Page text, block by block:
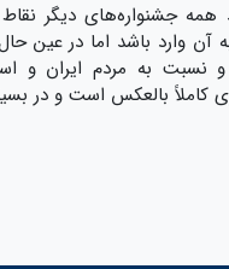
همه جشنواره‌های دیگر
آن وارد باشد اما در عین
به مردم ایران و
کاملاً بالعکس است و در